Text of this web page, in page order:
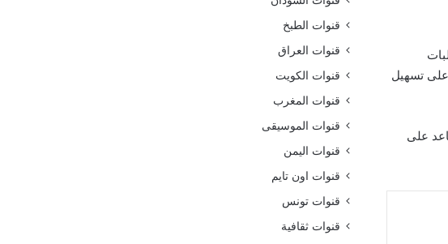
على تسهيل
على
قنوات الطبخ
قنوات العراق
قنوات الكويت
قنوات المغرب
قنوات الموسيقى
قنوات اليمن
قنوات اون تايم
قنوات تونس
قنوات ثقافية